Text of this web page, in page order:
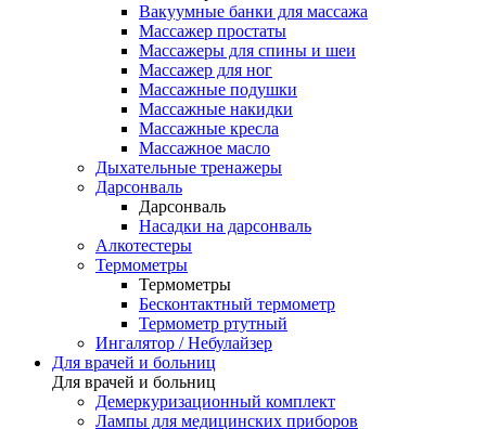
Вакуумные банки для массажа
Массажер простаты
Массажеры для спины и шеи
Массажер для ног
Массажные подушки
Массажные накидки
Массажные кресла
Массажное масло
Дыхательные тренажеры
Дарсонваль
Дарсонваль
Насадки на дарсонваль
Алкотестеры
Термометры
Термометры
Бесконтактный термометр
Термометр ртутный
Ингалятор / Небулайзер
Для врачей и больниц
Для врачей и больниц
Демеркуризационный комплект
Лампы для медицинских приборов